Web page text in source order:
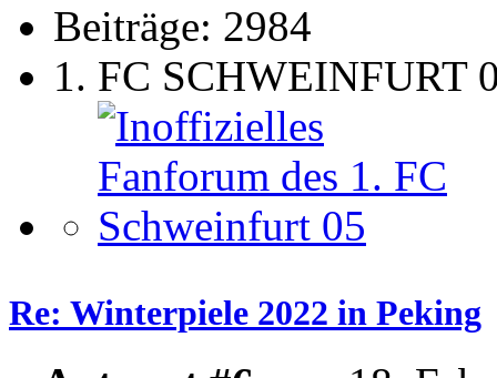
Beiträge: 2984
1. FC SCHWEINFURT
Re: Winterpiele 2022 in Peking